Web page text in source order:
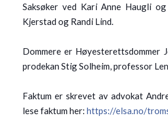
Saksøker ved Kari Anne Haugli
Kjerstad og Randi Lind.
Dommere er Høyesterettsdommer
prodekan Stig Solheim, professor
Faktum er skrevet av advokat
lese faktum her: https://elsa.no/